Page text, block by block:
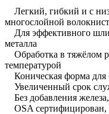
Легкий, гибкий и с
многослойной
Для эффективного
металла
Обработка в тяжёлом
температурой
Коническая форма для
Увеличенный срок
Без добавления
OSA сертифицирован,